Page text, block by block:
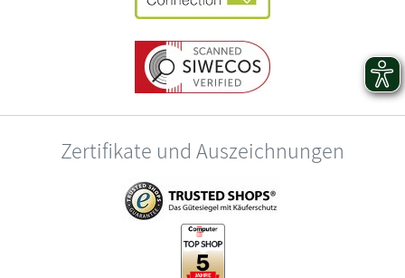
Zertifikate und Auszeichnungen